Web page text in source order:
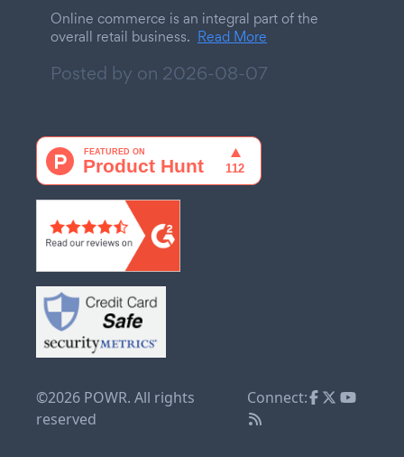
Online commerce is an integral part of the
overall retail business. Read More
Posted by on 2026-08-07
©2026 POWR. All rights
reserved
Connect: